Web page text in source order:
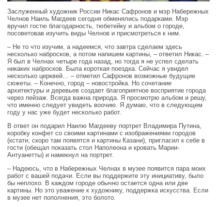
Заслуженный художник России Никас Сафронов и мэр Набережных
Челнов Наиль Магдеев сегодня обменялись подарками. Мэр
вручил гостю благодарность, тюбетейку и альбом о городе,
посоветовав изучить виды Челнов и присмотреться к ним.
– Не то что изучим, а надеемся, что завтра сделаем здесь
несколько набросков, а потом напишем картины, – ответил Никас. –
Я был в Челнах четыре года назад, но тогда я не успел сделать
никаких набросков. Была короткая поездка. Сейчас я увидел
несколько церквей… – отметил Сафронов возможные будущие
сюжеты. – Конечно, город – новостройка. Но сочетание
архитектуры и деревьев создает благоприятное восприятие города
через пейзаж. Всегда важна природа. Я просмотрю альбом и решу,
что именно следует увидеть воочию. Я думаю, что в следующем
году у нас уже будет несколько работ.
В ответ он подарил Наилю Магдееву портрет Владимира Путина,
коробку конфет со своими картинами с изображениями городов
(кстати, скоро там появятся и картины Казани), пригласил к себе в
гости (обещал показать стол Наполеона и кровать Марии-
Антуанетты) и намекнул на портрет.
– Надеюсь, что в Набережных Челнах в музее появится пара моих
работ с вашей подачи. Если вы поддержите эту инициативу, было
бы неплохо. В каждом городе обычно остается одна или две
картины. Но это уважение к художнику, поддержка искусства. Если
в музее нет пополнения, это болото.